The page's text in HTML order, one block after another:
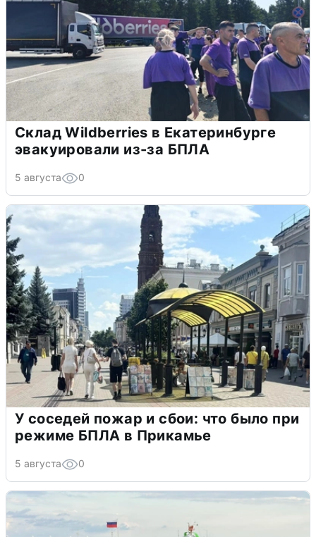
Склад Wildberries в Екатеринбурге
эвакуировали из-за БПЛА
5 августа 0
У соседей пожар и сбои: что было при
режиме БПЛА в Прикамье
5 августа 0